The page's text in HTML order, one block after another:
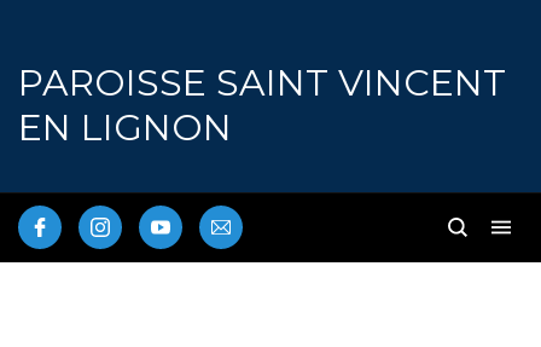
PAROISSE SAINT VINCENT
EN LIGNON